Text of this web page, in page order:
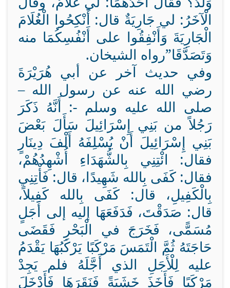
الْآخَرُ: لي جَارِيَةٌ قال: أَنْكِحُوا الْغُلَامَ
الْجَارِيَةَ وَأَنْفِقُوا على أَنْفُسِكُمَا منه
وَتَصَدَّقَا”رواه الشيخان.
وفي حديث آخر عن أبي هُرَيْرَةَ
رضي الله عنه عن رسول الله –
صلى الله عليه وسلم -: أَنَّهُ ذَكَرَ
رَجُلاً من بَنِي إِسْرَائِيلَ سَأَلَ بَعْضَ
بَنِي إِسْرَائِيلَ أَنْ يُسْلِفَهُ أَلْفَ دِينَارٍ
فقال: ائْتِنِي بِالشُّهَدَاءِ أُشْهِدُهُمْ،
فقال: كَفَى بِالله شَهِيدًا، قال: فَأْتِنِي
بِالْكَفِيلِ، قال: كَفَى بِالله كَفِيلاً،
قال: صَدَقْتَ، فَدَفَعَهَا إليه إلى أَجَلٍ
مُسَمًّى، فَخَرَجَ في الْبَحْرِ فَقَضَى
حَاجَتَهُ ثُمَّ الْتَمَسَ مَرْكَبًا يَرْكَبُهَا يَقْدَمُ
عليه لِلْأَجَلِ الذي أَجَّلَهُ فلم يَجِدْ
مَرْكَبًا فَأَخَذَ خَشَبَةً فَنَقَرَهَا فَأَدْخَلَ